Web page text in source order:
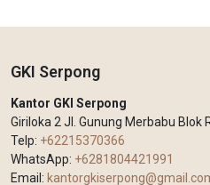
GKI Serpong
Kantor GKI Serpong
Giriloka 2 Jl. Gunung Merbabu Blok
Telp: +62215370366
WhatsApp: +6281804421991
Email: